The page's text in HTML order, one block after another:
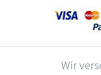
Wir